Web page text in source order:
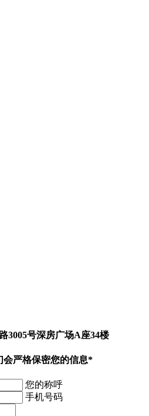
3005号深房广场A座34楼
会严格保密您的信息*
您的称呼
手机号码